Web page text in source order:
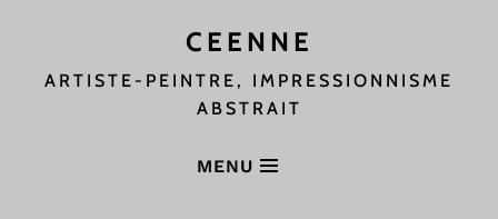
CEENNE
ARTISTE-PEINTRE, IMPRESSIONNISME
ABSTRAIT
MENU